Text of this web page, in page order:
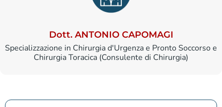
Dott. ANTONIO CAPOMAGI
Specializzazione in Chirurgia d'Urgenza e Pronto Soccorso e
Chirurgia Toracica (Consulente di Chirurgia)